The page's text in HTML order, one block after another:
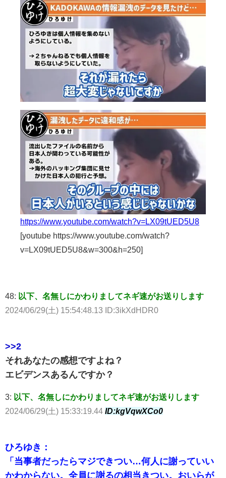
https://www.youtube.com/watch?v=LX09tUED5U8
[youtube https://www.youtube.com/watch?
v=LX09tUED5U8&w=300&h=250]
48: 以下、名無しにかわりましてネギ速がお送りします
2024/06/29(土) 15:54:48.13 ID:3ikXdHDR0
>>2
それあなたの感想ですよね？
エビデンスあるんですか？
3: 以下、名無しにかわりましてネギ速がお送りします
2024/06/29(土) 15:33:19.44 ID:kgVqwXCo0
ひろゆき：
「当事者だったらマジできつい…何人に謝っていい
かわからない。全員に謝るの相当きつい。おいらが